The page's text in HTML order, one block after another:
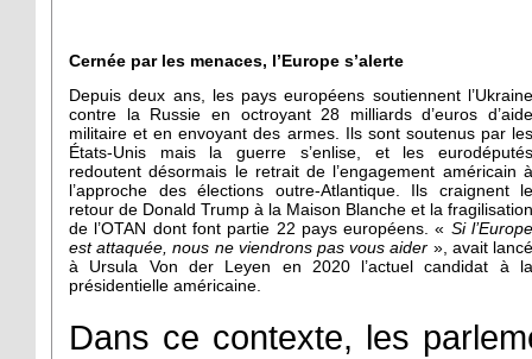
Cernée par les menaces, l’Europe s’alerte
Depuis deux ans, les pays européens soutiennent l’Ukraine
contre la Russie en octroyant 28 milliards d’euros d’aide
militaire et en envoyant des armes. Ils sont soutenus par les
États-Unis mais la guerre s’enlise, et les eurodéputés
redoutent désormais le retrait de l’engagement américain à
l’approche des élections outre-Atlantique. Ils craignent le
retour de Donald Trump à la Maison Blanche et la fragilisation
de l’OTAN dont font partie 22 pays européens. « Si
est attaquée, nous ne viendrons pas vous aider », avait
à Ursula Von der Leyen en 2020 l’actuel candidat à la
présidentielle américaine.
Dans ce contexte, les